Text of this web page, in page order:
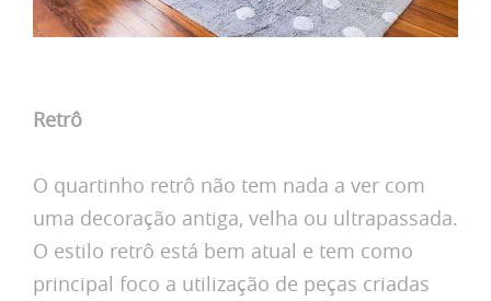
Retrô
O quartinho retrô não tem nada a ver com
uma decoração antiga, velha ou ultrapassada.
O estilo retrô está bem atual e tem como
principal foco a utilização de peças criadas